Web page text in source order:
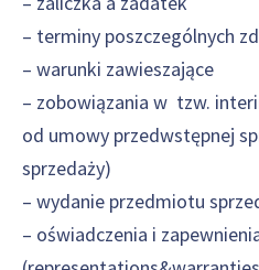
– terminy poszczególnych
– warunki zawieszające
– zobowiązania w tzw.
od umowy przedwstępnej
sprzedaży)
– wydanie przedmiotu
– oświadczenia i